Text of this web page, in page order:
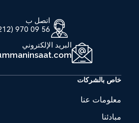
اتصل ب
56 09 970 (212)
البريد الإلكتروني
خاص بالشركات
معلومات عنا
مبادئنا